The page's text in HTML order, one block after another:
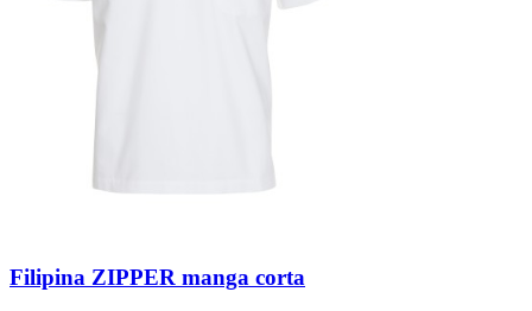
Filipina ZIPPER manga corta